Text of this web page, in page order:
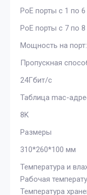
PoE порты с 1 по
PoE порты с 7 по
Мощность на
Пропускная
24Гбит/с
Таблица mac-
8K
Размеры
310*260*100 мм
Температура и
Рабочая
Температура